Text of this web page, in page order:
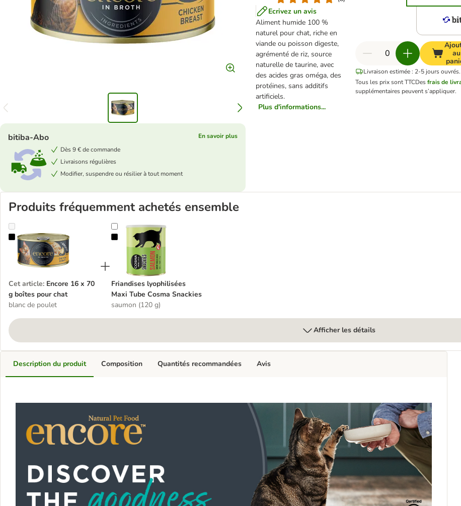
Ecrivez un avis
Aliment humide 100 %
naturel pour chat, riche en
viande ou poisson digeste,
agrémenté de riz, source
naturelle de taurine, avec
des acides gras oméga, des
protéines, sans additifs
artificiels.
Plus d'informations...
bitiba-Abo
En savoir plus
Dès 9 € de commande
Livraisons régulières
Modifier, suspendre ou résilier à tout moment
au
Livraison estimée : 2-5 jours ouvrés.
Tous les prix sont TTCDesfrais de
supplémentaires peuvent s’appliquer.
Produits fréquemment achetés ensemble
Encore 16 x 70 g boîtes pour chat
Cet article: Encore 16 x 70
g boîtes pour chat
blanc de poulet
Friandises lyophilisées Maxi Tube Cosma Snackies
Friandises lyophilisées
Maxi Tube Cosma Snackies
saumon (120 g)
Afficher les détails
Description du produit Composition Quantités recommandées Avis